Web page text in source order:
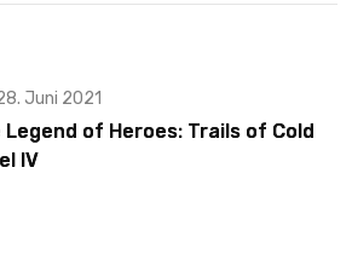
Juni 2021
Legend of Heroes: Trails of Cold
IV